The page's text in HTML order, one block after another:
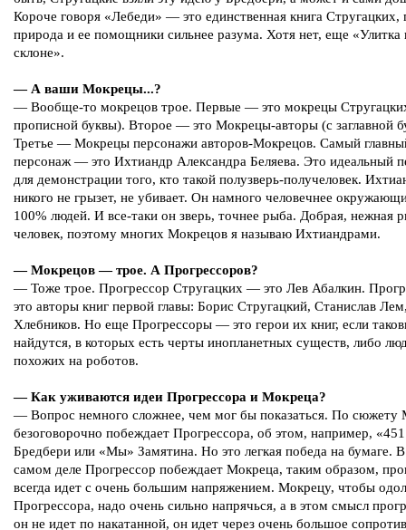
Короче говоря «Лебеди» — это единственная книга Стругацких,
природа и ее помощники сильнее разума. Хотя нет, еще «Улитка
склоне».
— А ваши Мокрецы...?
— Вообще-то мокрецов трое. Первые — это мокрецы
прописной буквы). Второе — это Мокрецы-авторы (с заглавной
Третье — Мокрецы персонажи авторов-Мокрецов. Самый
персонаж — это Ихтиандр Александра Беляева. Это идеальный
для демонстрации того, кто такой полузверь-получеловек.
никого не грызет, не убивает. Он намного человечнее
100% людей. И все-таки он зверь, точнее рыба. Добрая, нежная
человек, поэтому многих Мокрецов я называю Ихтиандрами.
— Мокрецов — трое. А Прогрессоров?
— Тоже трое. Прогрессор Стругацких — это Лев Абалкин.
это авторы книг первой главы: Борис Стругацкий, Станислав
Хлебников. Но еще Прогрессоры — это герои их книг, если
найдутся, в которых есть черты инопланетных существ, либо
похожих на роботов.
— Как уживаются идеи Прогрессора и Мокреца?
— Вопрос немного сложнее, чем мог бы показаться. По сюжету
безоговорочно побеждает Прогрессора, об этом, например,
Бредбери или «Мы» Замятина. Но это легкая победа на бумаге.
самом деле Прогрессор побеждает Мокреца, таким образом,
всегда идет с очень большим напряжением. Мокрецу, чтобы
Прогрессора, надо очень сильно напрячься, а в этом смысл
он не идет по накатанной, он идет через очень большое